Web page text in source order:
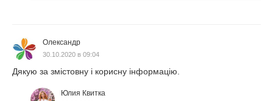
Олександр
30.10.2020 в 09:04
Дякую за змістовну і корисну інформацію.
Юлия Квитка